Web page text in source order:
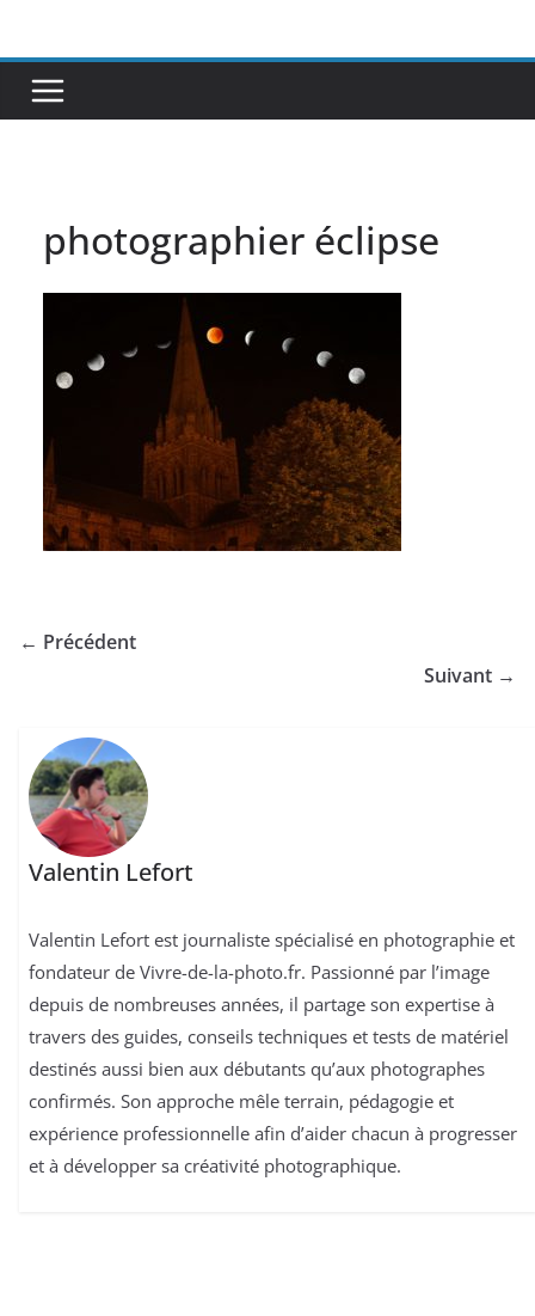
contenu
photographier éclipse
← Précédent
Suivant →
Valentin Lefort
Valentin Lefort est journaliste spécialisé en photographie et
fondateur de Vivre-de-la-photo.fr. Passionné par l’image
depuis de nombreuses années, il partage son expertise à
travers des guides, conseils techniques et tests de matériel
destinés aussi bien aux débutants qu’aux photographes
confirmés. Son approche mêle terrain, pédagogie et
expérience professionnelle afin d’aider chacun à progresser
et à développer sa créativité photographique.